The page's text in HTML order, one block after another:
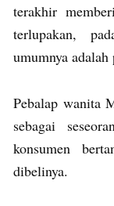
terakhir
terlupakan,
umumnya adalah
Pebalap wanita
sebagai
konsumen
dibelinya.